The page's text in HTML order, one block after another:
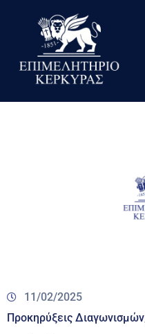
Το
Eπιμελητήριο
11/02/2025
Προκηρύξεις Διαγωνισμών